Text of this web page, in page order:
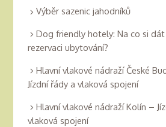
Výběr sazenic jahodníků
Dog friendly hotely: Na co si
rezervaci ubytování?
Hlavní vlakové nádraží České
Jízdní řády a vlaková spojení
Hlavní vlakové nádraží Kolín –
vlaková spojení